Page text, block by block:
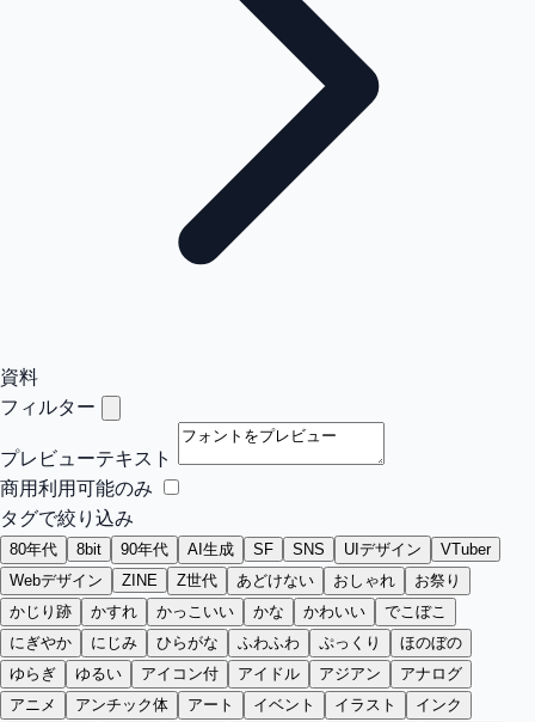
資料
フィルター
プレビューテキスト
商用利用可能のみ
タグで絞り込み
80年代 8bit 90年代 AI生成 SF SNS UIデザイン
VTuber
Webデザイン
ZINE Z世代 あどけない おしゃれ
お祭り
かじり跡
かすれ かっこいい かな かわいい
でこぼこ
にぎやか
にじみ ひらがな ふわふわ ぷっくり
ほのぼの
ゆらぎ
ゆるい アイコン付 アイドル アジアン
アナログ
アニメ
アンチック体 アート イベント イラスト
インク